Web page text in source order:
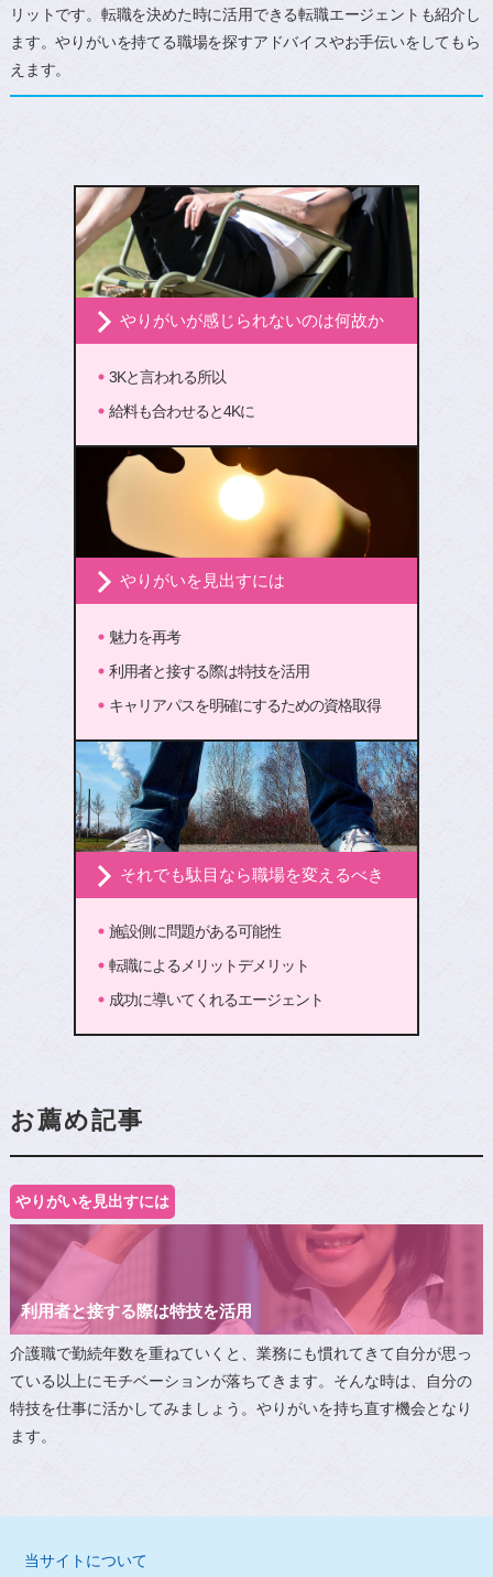
リットです。転職を決めた時に活用できる転職エージェントも紹介し
ます。やりがいを持てる職場を探すアドバイスやお手伝いをしてもら
えます。
やりがいが感じられないのは何故か
3Kと言われる所以
給料も合わせると4Kに
やりがいを見出すには
魅力を再考
利用者と接する際は特技を活用
キャリアパスを明確にするための資格取得
それでも駄目なら職場を変えるべき
施設側に問題がある可能性
転職によるメリットデメリット
成功に導いてくれるエージェント
お薦め記事
やりがいを見出すには
利用者と接する際は特技を活用
介護職で勤続年数を重ねていくと、業務にも慣れてきて自分が思っ
ている以上にモチベーションが落ちてきます。そんな時は、自分の
特技を仕事に活かしてみましょう。やりがいを持ち直す機会となり
ます。
当サイトについて